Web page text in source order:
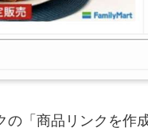
の「商品リンクを作